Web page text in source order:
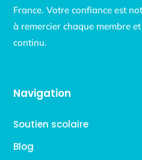
France. Votre confiance est
à remercier chaque membre
continu.
Navigation
Soutien scolaire
Blog